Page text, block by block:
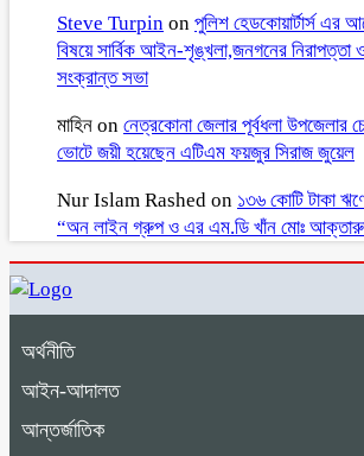
Steve Turpin on পুলিশ হেডকোয়ার্টার্স এর
বিষয়ে সার্বিক আইন-শৃঙ্খলা,জনগনের নিরাপত্তা
সংক্রান্ত সভা
মাহিন on নেত্রকোনা জেলার পূর্বধলা উপজেলার
ভোটে জয়ী হয়েছেন এটিএম ফয়জুর সিরাজ জুয়েল
Nur Islam Rashed on ১৩৬ কোটি টাকা
“অন লাইন গ্রুপ ও এর এম.ডি খাঁন মোঃ
অর্থনীতি
আইন-আদালত
আন্তর্জাতিক